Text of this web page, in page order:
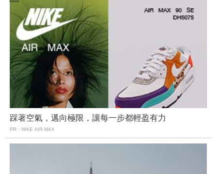
踩著空氣，邁向極限，讓每一步都輕盈有力
PR・NIKE AIR MAX